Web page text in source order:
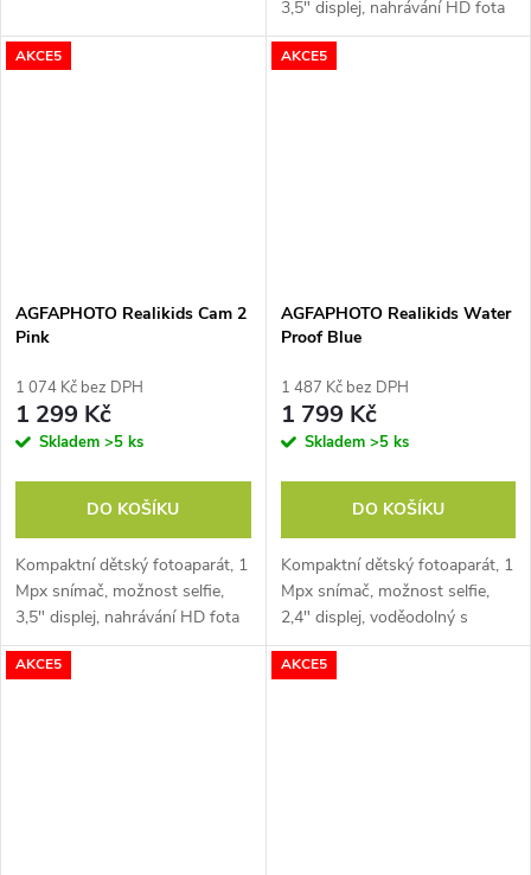
3,5" displej, nahrávání HD fota
a videa, (max 32GB), lithiová
baterka
AKCE5
AGFAPHOTO Realikids Cam 2
Pink
1 074 Kč bez DPH
1 299 Kč
Skladem >5 ks
DO KOŠÍKU
Kompaktní dětský fotoaparát, 1
Mpx snímač, možnost selfie,
3,5" displej, nahrávání HD fota
a videa, (max 32GB), lithiová
baterka
AKCE5
AGFAPHOTO Realikids Water
Proof Blue
1 487 Kč bez DPH
1 799 Kč
Skladem >5 ks
DO KOŠÍKU
Kompaktní dětský fotoaparát, 1
Mpx snímač, možnost selfie,
2,4" displej, voděodolný s
pouzdrem do 10 m, nahrávání
HD fota a videa, microSD (max
AKCE5 AKCE5